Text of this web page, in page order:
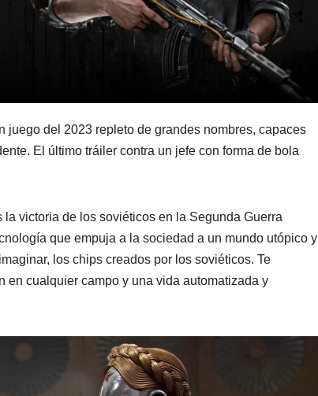
del 2023 repleto de grandes nombres, capaces
El último tráiler contra un jefe con forma de bola
la victoria de los soviéticos en la Segunda Guerra
que empuja a la sociedad a un mundo utópico y
los chips creados por los soviéticos. Te
en cualquier campo y una vida automatizada y